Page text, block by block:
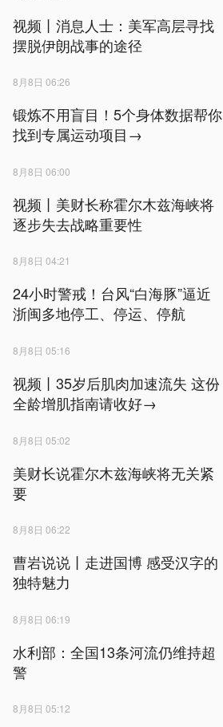
视频丨消息人士：美军高层寻找
摆脱伊朗战事的途径
8月8日 06:26
锻炼不用盲目！5个身体数据帮你
找到专属运动项目→
8月8日 06:00
视频丨美财长称霍尔木兹海峡将
逐步失去战略重要性
8月8日 04:21
24小时警戒！台风“白海豚”逼近
浙闽多地停工、停运、停航
8月8日 05:16
视频丨35岁后肌肉加速流失 这份
全龄增肌指南请收好→
8月8日 05:02
美财长说霍尔木兹海峡将无关紧
要
8月8日 06:22
曹岩说说丨走进国博 感受汉字的
独特魅力
8月8日 06:19
水利部：全国13条河流仍维持超
警
8月8日 05:12